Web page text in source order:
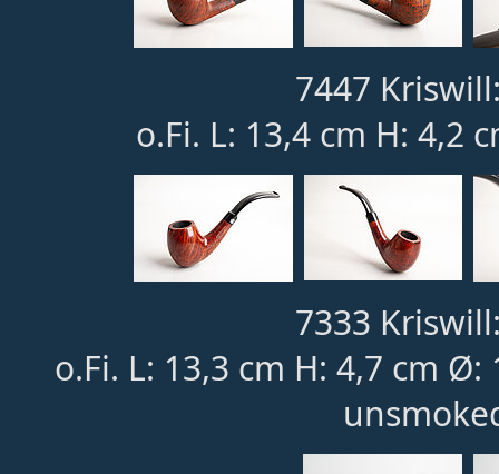
7447
o.Fi. L: 13,4 cm H: 4,2
7333
o.Fi. L: 13,3 cm H: 4,7 cm